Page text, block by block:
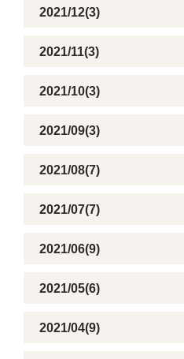
2021/12(3)
2021/11(3)
2021/10(3)
2021/09(3)
2021/08(7)
2021/07(7)
2021/06(9)
2021/05(6)
2021/04(9)